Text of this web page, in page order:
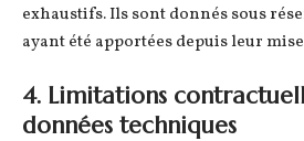
exhaustifs. Ils sont donnés sous
ayant été apportées depuis leur
4. Limitations
données techniques